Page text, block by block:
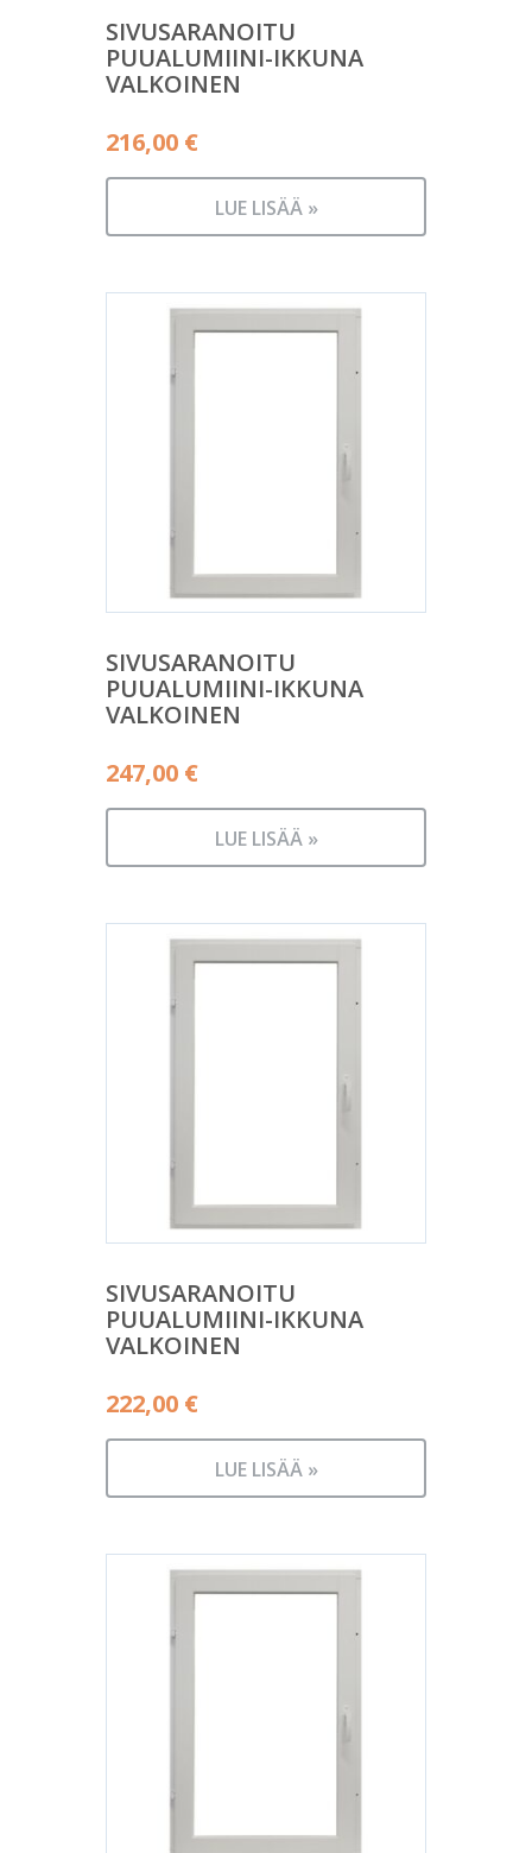
SIVUSARANOITU
PUUALUMIINI-IKKUNA
VALKOINEN
216,00 €
LUE LISÄÄ »
SIVUSARANOITU
PUUALUMIINI-IKKUNA
VALKOINEN
247,00 €
LUE LISÄÄ »
SIVUSARANOITU
PUUALUMIINI-IKKUNA
VALKOINEN
222,00 €
LUE LISÄÄ »